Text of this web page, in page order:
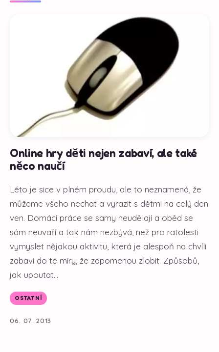
Online hry děti nejen zabaví, ale také
něco naučí
Léto je sice v plném proudu, ale to neznamená, že
můžeme všeho nechat a vyrazit s dětmi na celý den
ven. Domácí práce se samy neudělají a oběd se
sám neuvaří a tak nám nezbývá, než pro ratolesti
vymyslet nějakou aktivitu, která je alespoň na chvíli
zabaví do té míry, že zapomenou zlobit. Způsobů,
jak upoutat...
OSTATNÍ
06. 07. 2013